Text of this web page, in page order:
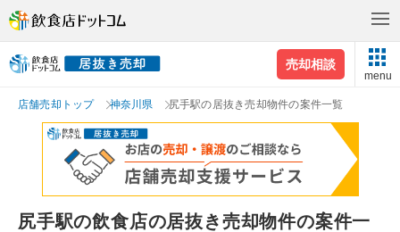
売却相談
menu
店舗売却トップ 神奈川県 尻手駅の居抜き売却物件の案件一覧
尻手駅の飲食店の居抜き売却物件の案件一